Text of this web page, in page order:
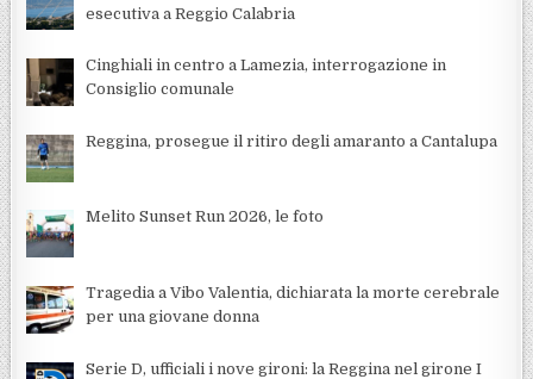
esecutiva a Reggio Calabria
Cinghiali in centro a Lamezia, interrogazione in
Consiglio comunale
Reggina, prosegue il ritiro degli amaranto a Cantalupa
Melito Sunset Run 2026, le foto
Tragedia a Vibo Valentia, dichiarata la morte cerebrale
per una giovane donna
Serie D, ufficiali i nove gironi: la Reggina nel girone I